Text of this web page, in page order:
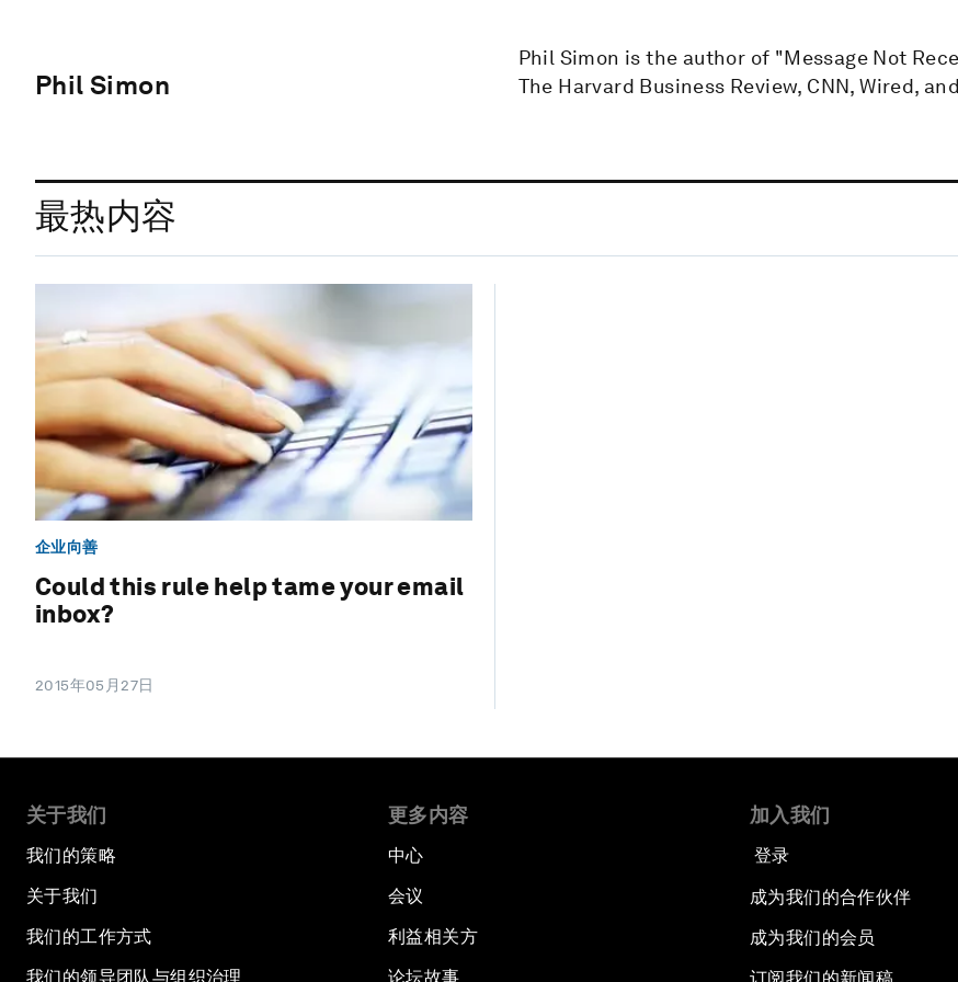
Phil Simon
Phil Simon is the author of "Message Not
The Harvard Business Review, CNN, Wired,
最热内容
企业向善
Could this rule help tame your email
inbox?
2015年05月27日
关于我们
我们的策略
关于我们
我们的工作方式
我们的领导团队与组织治理
更多内容
中心
会议
利益相关方
论坛故事
加入我们
登录
成为我们的合作伙伴
成为我们的会员